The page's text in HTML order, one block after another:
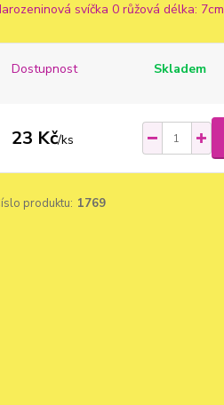
svíčka 0 růžová délka: 7cm
Dostupnost Skladem
23 Kč/ks
produktu: 1769